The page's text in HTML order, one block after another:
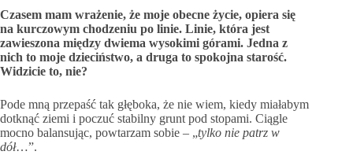
Czasem mam wrażenie, że moje obecne życie, opiera się
na kurczowym chodzeniu po linie. Linie, która jest
zawieszona między dwiema wysokimi górami. Jedna z
nich to moje dzieciństwo, a druga to spokojna starość.
Widzicie to, nie?
Pode mną przepaść tak głęboka, że nie wiem, kiedy miałabym
dotknąć ziemi i poczuć stabilny grunt pod stopami. Ciągle
mocno balansując, powtarzam sobie – „tylko nie patrz w
dół…”.